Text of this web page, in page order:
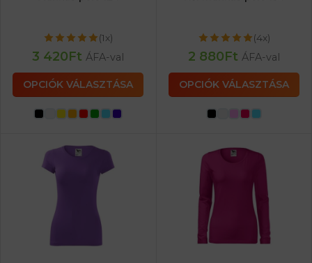
(1x)
3 420Ft ÁFA-val
OPCIÓK VÁLASZTÁSA
(4x)
2 880Ft ÁFA-val
OPCIÓK VÁLASZTÁSA